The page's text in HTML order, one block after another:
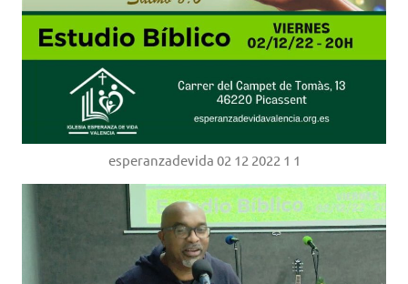
esperanzadevida 02 12 2022 1 1